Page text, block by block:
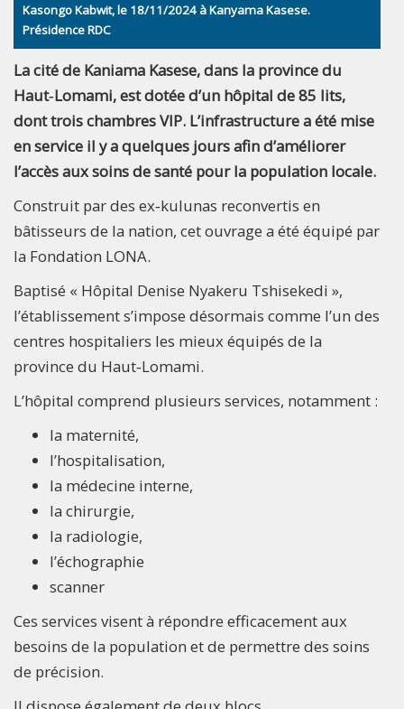
Kasongo Kabwit, le 18/11/2024 à Kanyama Kasese.
Présidence RDC
La cité de Kaniama Kasese, dans la province du
Haut‑Lomami, est dotée d’un hôpital de 85 lits,
dont trois chambres VIP. L’infrastructure a été mise
en service il y a quelques jours afin d’améliorer
l’accès aux soins de santé pour la population locale.
Construit par des ex‑kulunas reconvertis en
bâtisseurs de la nation, cet ouvrage a été équipé par
la Fondation LONA.
Baptisé « Hôpital Denise Nyakeru Tshisekedi »,
l’établissement s’impose désormais comme l’un des
centres hospitaliers les mieux équipés de la
province du Haut‑Lomami.
L’hôpital comprend plusieurs services, notamment :
la maternité,
l’hospitalisation,
la médecine interne,
la chirurgie,
la radiologie,
l’échographie
scanner
Ces services visent à répondre efficacement aux
besoins de la population et de permettre des soins
de précision.